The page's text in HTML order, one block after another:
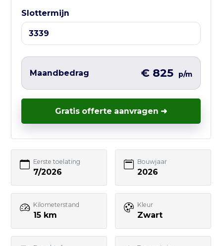
Ma t/m Vr — 10:00 tot 17:00
Liever direct contact?
je op – vaak nog dezelfde werkdag.
E-mailadres
Slottermijn
Maandbedrag € 825 p/m
Gratis offerte aanvragen ➜
Eerste toelating
7/2026
Bouwjaar
2026
Kilometerstand
15 km
Kleur
Zwart